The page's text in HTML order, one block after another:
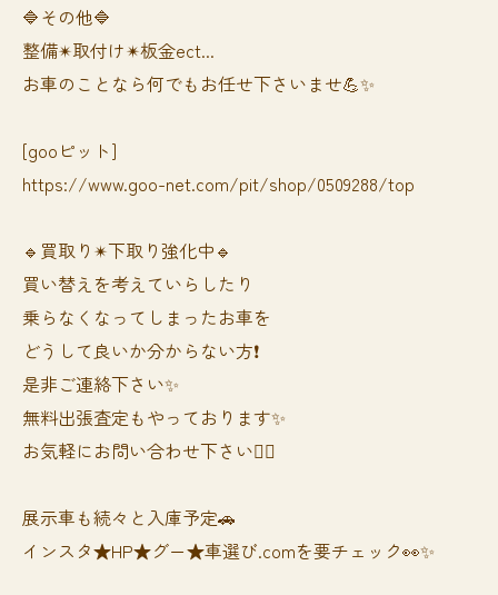
🔷その他🔷
整備✴︎取付け✴︎板金ect...
お車のことなら何でもお任せ下さいませ💪✨
[gooピット]
https://www.goo-net.com/pit/shop/0509288/top
🔹買取り✴︎下取り強化中🔹
買い替えを考えていらしたり
乗らなくなってしまったお車を
どうして良いか分からない方❗️
是非ご連絡下さい✨
無料出張査定もやっております✨
お気軽にお問い合わせ下さい🙆‍♀️
展示車も続々と入庫予定🚗
インスタ★HP★グー★車選び.comを要チェック👀✨